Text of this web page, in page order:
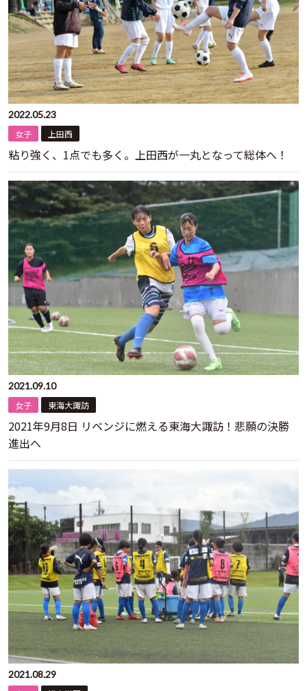
2022.05.23
女子
上田西
粘り強く、1点でも多く。上田西が一丸となって総体へ！
2021.09.10
女子
東海大諏訪
2021年9月8日 リベンジに燃える東海大諏訪！悲願の決勝
進出へ
2021.08.29